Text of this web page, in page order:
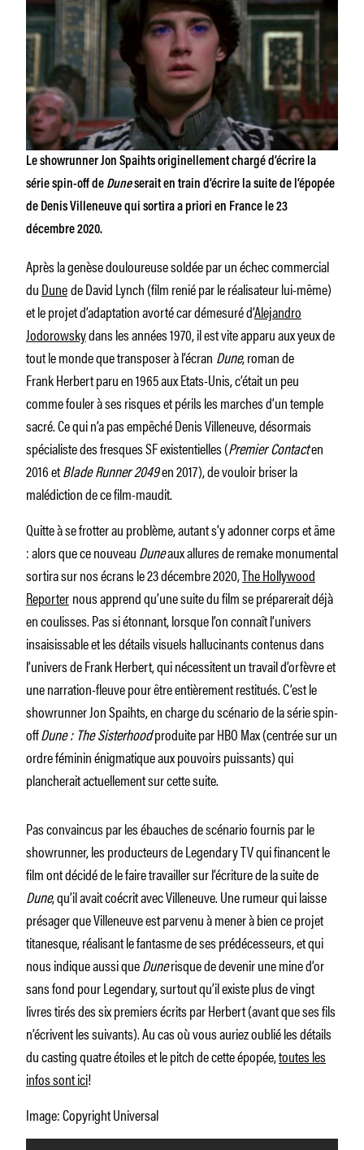
Le showrunner Jon Spaihts originellement chargé d’écrire la
série spin-off de Duneserait en train d’écrire la suite de l’épopée
de Denis Villeneuve qui sortira a priori en France le 23
décembre 2020.
Après la genèse douloureuse soldée par un échec commercial
duDunede David Lynch (film renié par le réalisateur lui-même)
et le projet d’adaptation avorté car démesuré d’Alejandro
Jodorowskydans les années 1970, il est vite apparu aux yeux de
tout le monde que transposer à l’écran Dune, roman de
Frank Herbert paru en 1965 aux Etats-Unis, c’était un peu
comme fouler à ses risques et périls les marches d’un temple
sacré. Ce qui n’a pas empêché Denis Villeneuve, désormais
spécialiste des fresques SF existentielles (Premier Contacten
2016 etBlade Runner 2049en 2017), de vouloir briser la
malédiction de ce film-maudit.
Quitte à se frotter au problème, autant s’y adonner corps et âme
: alors que ce nouveauDuneaux allures de remake monumental
sortira sur nos écrans le 23 décembre 2020,The Hollywood
Reporternous apprend qu’une suite du film se préparerait déjà
en coulisses. Pas si étonnant, lorsque l’on connaît l’univers
insaisissable et les détails visuels hallucinants contenus dans
l’univers de Frank Herbert, qui nécessitent un travail d’orfèvre et
une narration-fleuve pour être entièrement restitués. C’est le
showrunner Jon Spaihts, en charge du scénario de la série spin-
offDune : The Sisterhoodproduite par HBO Max (centrée sur un
ordre féminin énigmatique aux pouvoirs puissants) qui
plancherait actuellement sur cette suite.
Pas convaincus par les ébauches de scénario fournis par le
showrunner, les producteurs de Legendary TV qui financent le
film ont décidé de le faire travailler sur l’écriture de la suite de
Dune, qu’il avait coécrit avec Villeneuve. Une rumeur qui laisse
présager que Villeneuve est parvenu à mener à bien ce projet
titanesque, réalisant le fantasme de ses prédécesseurs, et qui
nous indique aussi queDunerisque de devenir une mine d’or
sans fond pour Legendary, surtout qu’il existe plus de vingt
livres tirés des six premiers écrits par Herbert (avant que ses fils
n’écrivent les suivants). Au cas où vous auriez oublié les détails
du casting quatre étoiles et le pitch de cette épopée,toutes les
infos sont ici!
Image: Copyright Universal